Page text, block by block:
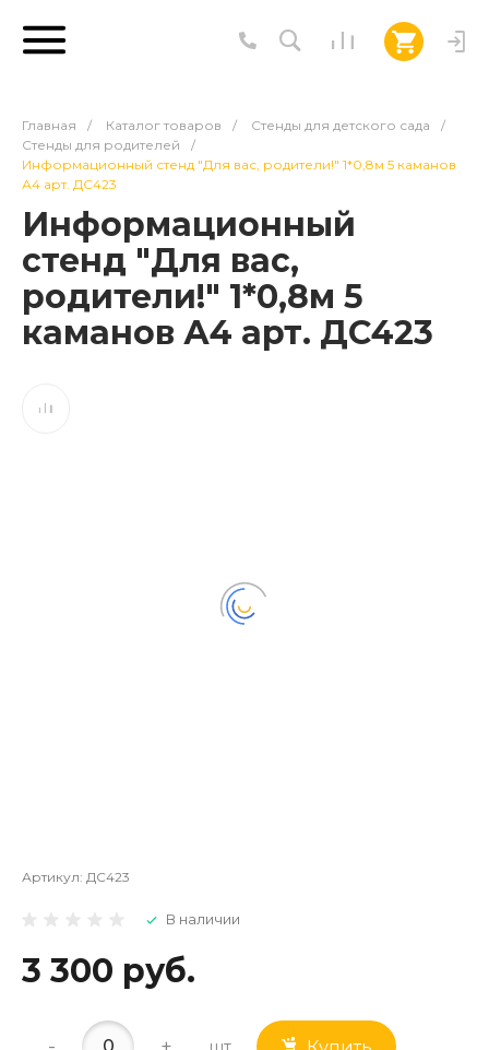
Главная / Каталог товаров / Стенды для детского сада
/
Стенды для родителей
/
Информационный стенд "Для вас, родители!" 1*0,8м 5 каманов
А4 арт. ДС423
Информационный
стенд "Для вас,
родители!" 1*0,8м 5
каманов А4 арт. ДС423
Артикул: ДС423
В наличии
3 300 руб.